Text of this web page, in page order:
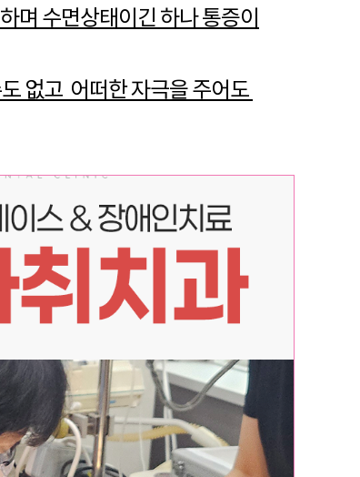
며 수면상태이긴 하나 통증이
없고 어떠한 자극을 주어도